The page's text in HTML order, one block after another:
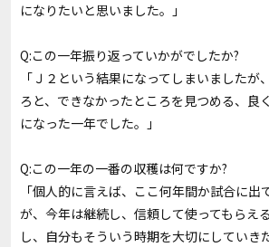
になりたいと思いました。」
Q:この一年振り返っていかがでしたか?
「Ｊ２という結果になってしまいましたが
ろと、できなかったところを見つめる、良
になった一年でした。」
Q:この一年の一番の収穫は何ですか?
「個人的に言えば、ここ何年間か試合に出
が、今年は継続し、信頼して使ってもらえ
し、自分もそういう時期を大切にしていき